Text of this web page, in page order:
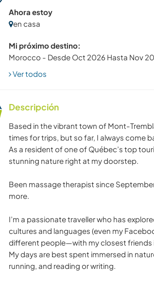
Ahora estoy
en casa
Mi próximo destino:
Morocco - Desde Oct 2026 Hasta Nov
Ver todos
Descripción
Based in the vibrant town of Mont-
times for trips, but so far, I always come
As a resident of one of Québec’s top
stunning nature right at my doorstep.
Been massage therapist since
more.
I’m a passionate traveller who has
cultures and languages (even my
different people—with my closest friends
My days are best spent immersed in
running, and reading or writing.